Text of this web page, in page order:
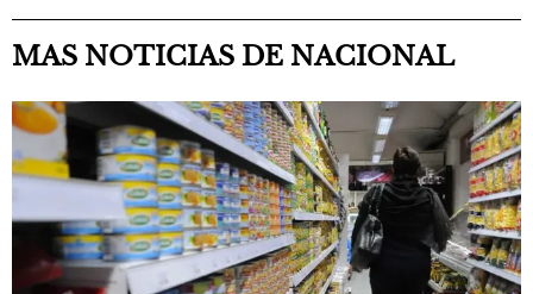
MAS NOTICIAS DE NACIONAL